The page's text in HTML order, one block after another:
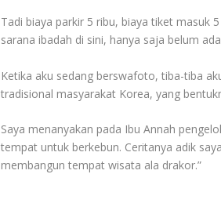
Tadi biaya parkir 5 ribu, biaya tiket masuk
sarana ibadah di sini, hanya saja belum
Ketika aku sedang berswafoto, tiba-tiba
tradisional masyarakat Korea, yang
Saya menanyakan pada Ibu Annah
tempat untuk berkebun. Ceritanya adik
membangun tempat wisata ala drakor.”